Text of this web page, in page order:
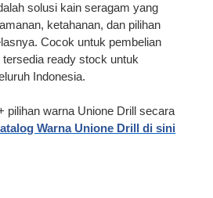
solusi kain seragam yang
ketahanan, dan pilihan
Cocok untuk pembelian
ready stock untuk
Indonesia.
pilihan warna Unione Drill secara
Warna Unione Drill di sini